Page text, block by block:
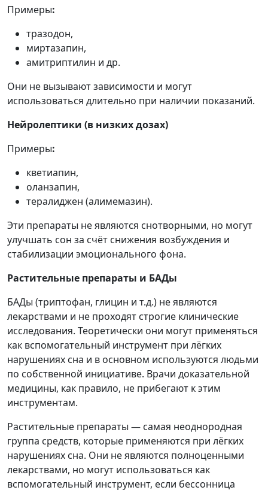
Примеры:
тразодон,
миртазапин,
амитриптилин и др.
Они не вызывают зависимости и могут
использоваться длительно при наличии показаний.
Нейролептики (в низких дозах)
Примеры:
кветиапин,
оланзапин,
тералиджен (алимемазин).
Эти препараты не являются снотворными, но могут
улучшать сон за счёт снижения возбуждения и
стабилизации эмоционального фона.
Растительные препараты и БАДы
БАДы (триптофан, глицин и т.д.) не являются
лекарствами и не проходят строгие клинические
исследования. Теоретически они могут применяться
как вспомогательный инструмент при лёгких
нарушениях сна и в основном используются людьми
по собственной инициативе. Врачи доказательной
медицины, как правило, не прибегают к этим
инструментам.
Растительные препараты — самая неоднородная
группа средств, которые применяются при лёгких
нарушениях сна. Они не являются полноценными
лекарствами, но могут использоваться как
вспомогательный инструмент, если бессонница